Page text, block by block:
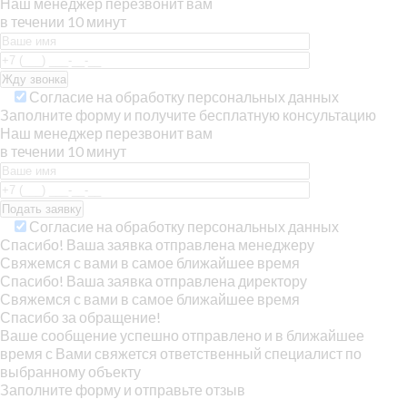
в течении 10 минут
Согласие на обработку персональных данных
Заполните форму и получите бесплатную консультацию
Наш менеджер перезвонит вам
в течении 10 минут
Согласие на обработку персональных данных
Спасибо! Ваша заявка отправлена менеджеру
Свяжемся с вами в самое ближайшее время
Спасибо! Ваша заявка отправлена директору
Свяжемся с вами в самое ближайшее время
Спасибо за обращение!
Ваше сообщение успешно отправлено и в ближайшее
время с Вами свяжется ответственный специалист по
выбранному объекту
Заполните форму и отправьте отзыв